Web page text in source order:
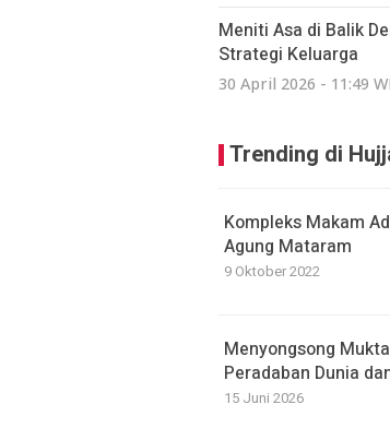
Meniti Asa di Balik
Strategi Keluarga
30 April 2026 - 11:49
Trending di
Kompleks Makam
Agung Mataram
9 Oktober 2022
Menyongsong
Peradaban Dunia
15 Juni 2026